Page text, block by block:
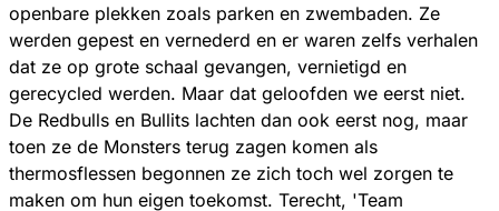
openbare plekken zoals parken en zwembaden. Ze
werden gepest en vernederd en er waren zelfs verhalen
dat ze op grote schaal gevangen, vernietigd en
gerecycled werden. Maar dat geloofden we eerst niet.
De Redbulls en Bullits lachten dan ook eerst nog, maar
toen ze de Monsters terug zagen komen als
thermosflessen begonnen ze zich toch wel zorgen te
maken om hun eigen toekomst. Terecht, 'Team